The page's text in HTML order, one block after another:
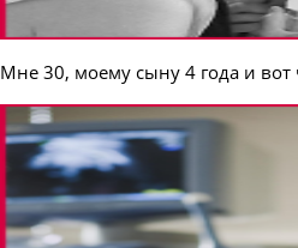
Мне 30, моему сыну 4 года и